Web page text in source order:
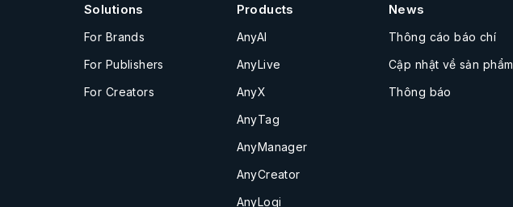
Solutions
For Brands
For Publishers
For Creators
Products
AnyAI
AnyLive
AnyX
AnyTag
AnyManager
AnyCreator
AnyLogi
News
Thông cáo báo chí
Cập nhật về sản phẩm
Thông báo